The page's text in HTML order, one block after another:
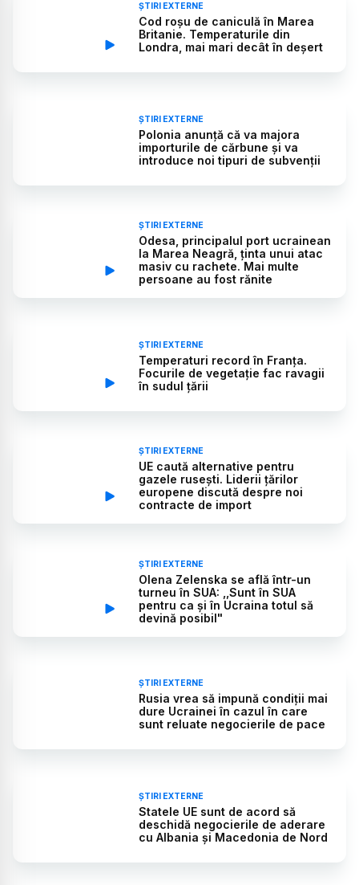
ȘTIRI EXTERNE
Cod roșu de caniculă în Marea
Britanie. Temperaturile din
Londra, mai mari decât în deșert
ȘTIRI EXTERNE
Polonia anunță că va majora
importurile de cărbune şi va
introduce noi tipuri de subvenţii
ȘTIRI EXTERNE
Odesa, principalul port ucrainean
la Marea Neagră, ținta unui atac
masiv cu rachete. Mai multe
persoane au fost rănite
ȘTIRI EXTERNE
Temperaturi record în Franța.
Focurile de vegetație fac ravagii
în sudul țării
ȘTIRI EXTERNE
UE caută alternative pentru
gazele rusești. Liderii țărilor
europene discută despre noi
contracte de import
ȘTIRI EXTERNE
Olena Zelenska se află într-un
turneu în SUA: ,,Sunt în SUA
pentru ca și în Ucraina totul să
devină posibil"
ȘTIRI EXTERNE
Rusia vrea să impună condiţii mai
dure Ucrainei în cazul în care
sunt reluate negocierile de pace
ȘTIRI EXTERNE
Statele UE sunt de acord să
deschidă negocierile de aderare
cu Albania şi Macedonia de Nord